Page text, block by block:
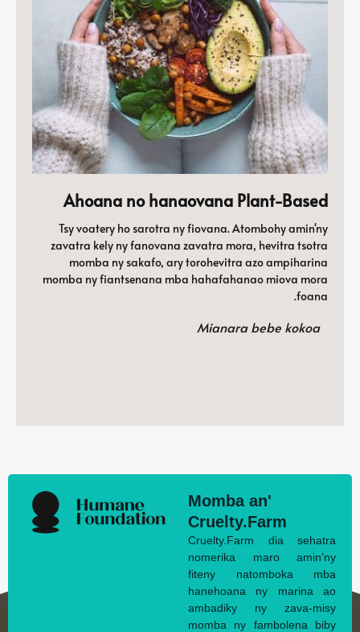
Ahoana no hanaovana Plant-Based
Tsy voatery ho sarotra ny fiovana. Atombohy amin'ny
zavatra kely ny fanovana zavatra mora, hevitra tsotra
momba ny sakafo, ary torohevitra azo ampiharina
momba ny fiantsenana mba hahafahanao miova mora
foana.
Mianara bebe kokoa
Momba an'
Cruelty.Farm
Cruelty.Farm dia sehatra
nomerika maro amin'ny
fiteny natomboka mba
hanehoana ny marina ao
ambadiky ny zava-misy
momba ny fambolena biby